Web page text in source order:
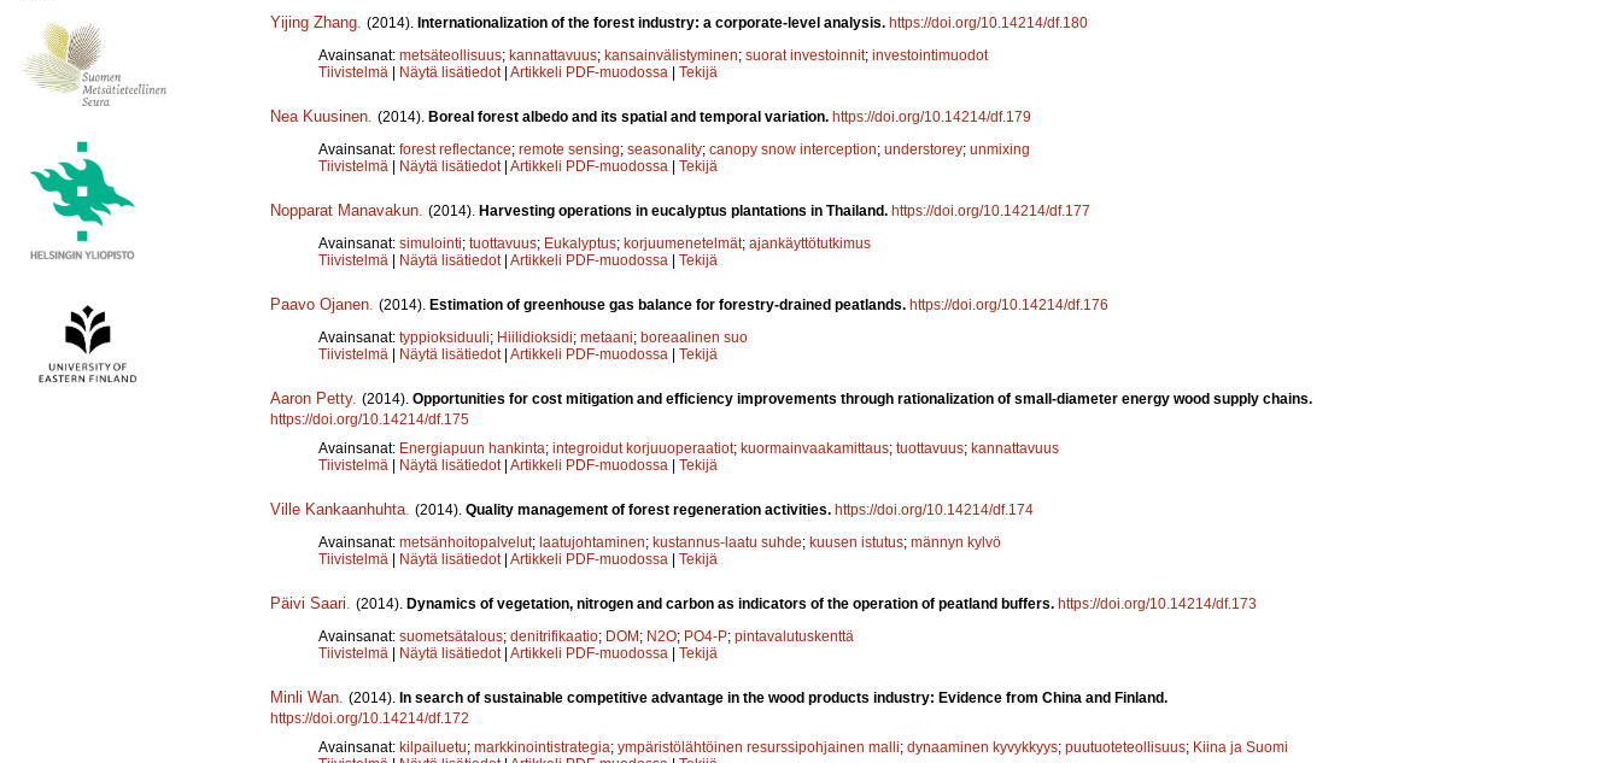
Yijing Zhang (2014). Internationalization of the forest industry: a corporate-level analysis. https://doi.org/10.14214/df.180
Avainsanat: metsäteollisuus; kannattavuus; kansainvälistyminen; suorat investoinnit; investointimuodot
Tiivistelmä | Näytä lisätiedot | Artikkeli PDF-muodossa | Tekijä
Nea Kuusinen (2014). Boreal forest albedo and its spatial and temporal variation. https://doi.org/10.14214/df.179
Avainsanat: forest reflectance; remote sensing; seasonality; canopy snow interception; understorey; unmixing
Tiivistelmä | Näytä lisätiedot | Artikkeli PDF-muodossa | Tekijä
Nopparat Manavakun (2014). Harvesting operations in eucalyptus plantations in Thailand. https://doi.org/10.14214/df.177
Avainsanat: simulointi; tuottavuus; Eukalyptus; korjuumenetelmät; ajankäyttötutkimus
Tiivistelmä | Näytä lisätiedot | Artikkeli PDF-muodossa | Tekijä
Paavo Ojanen (2014). Estimation of greenhouse gas balance for forestry-drained peatlands. https://doi.org/10.14214/df.176
Avainsanat: typpioksiduuli; Hiilidioksidi; metaani; boreaalinen suo
Tiivistelmä | Näytä lisätiedot | Artikkeli PDF-muodossa | Tekijä
Aaron Petty. (2014). Opportunities for cost mitigation and efficiency improvements through rationalization of small-diameter energy wood supply chains.
https://doi.org/10.14214/df.175
Avainsanat: Energiapuun hankinta; integroidut korjuuoperaatiot; kuormainvaakamittaus; tuottavuus; kannattavuus
Tiivistelmä | Näytä lisätiedot | Artikkeli PDF-muodossa | Tekijä
Ville Kankaanhuhta (2014). Quality management of forest regeneration activities. https://doi.org/10.14214/df.174
Avainsanat: metsänhoitopalvelut; laatujohtaminen; kustannus-laatu suhde; kuusen istutus; männyn kylvö
Tiivistelmä | Näytä lisätiedot | Artikkeli PDF-muodossa | Tekijä
Päivi Saari (2014). Dynamics of vegetation, nitrogen and carbon as indicators of the operation of peatland buffers. https://doi.org/10.14214/df.173
Avainsanat: suometsätalous; denitrifikaatio; DOM; N2O; PO4-P; pintavalutuskenttä
Tiivistelmä | Näytä lisätiedot | Artikkeli PDF-muodossa | Tekijä
Minli Wan (2014). In search of sustainable competitive advantage in the wood products industry: Evidence from China and Finland.
https://doi.org/10.14214/df.172
Avainsanat: kilpailuetu; markkinointistrategia; ympäristölähtöinen resurssipohjainen malli; dynaaminen kyvykkyys; puutuoteteollisuus; Kiina ja Suomi